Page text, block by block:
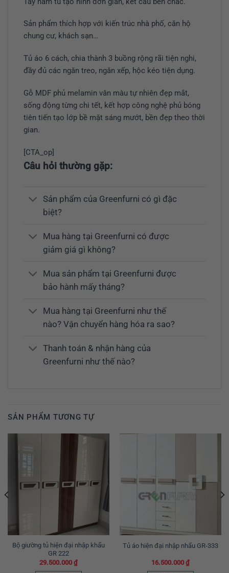
Sản phẩm thích hợp với kiến trúc nhà phố, căn hộ
chung cư, khách sạn…
Tủ áo 6 cách, chia thành 3 buồng rộng rãi tiện nghi,
đầy đủ các ngăn treo, ngăn xếp, hộc kéo tiện dụng.
Gỗ MDF phủ melamin vân màu tự nhiên đẹp mắt,
sống động từng chi tết, kết hợp công nghệ phủ bóng
tiên tiến tạo lớp bề mặt sáng mướt, bền đẹp theo thời
gian.
[CTA_op]
Câu hỏi thường gặp:
Sản phẩm của Greenfurni có gì đặc
biệt?
Mua hàng tại Greenfurni có được
giảm giá gì không?
Mua sản phẩm tại Greenfurni được
bảo hành mấy tháng?
Mua hàng tại Greenfurni như thế
nào? Vận chuyển hàng hóa ra sao?
Thanh toán & nhận hàng của
Greenfurni như thế nào?
SẢN PHẨM TƯƠNG TỰ
Bộ giường tủ hiện đại nhập khẩu
GR 222
29.500.000 ₫
Tủ áo hiện đại nhập nhẩu GR-333
16.500.000 ₫